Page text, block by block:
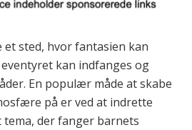
sted, hvor fantasien kan
kan indfanges og
En populær måde at skabe
på er ved at indrette
der fanger barnets